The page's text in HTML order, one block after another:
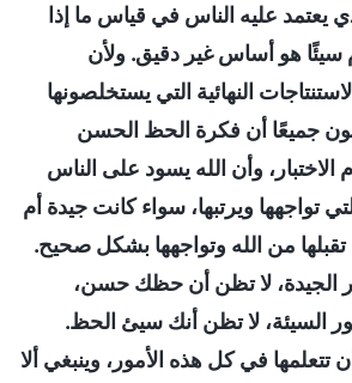
يعتمد عليه الناس في قياس ما إذا
سيئًا هو أساس غير دقيق. ولأن
النهائية التي يستخلصونها
جميعًا أن فكرة الحظ الحسن
الاختبار، وأن الله يسود على الناس
تواجهها ويرتبها، سواء كانت جيدة أم
تقبلها من الله وتواجهها بشكل صحيح.
الجيدة، لا تظن أن حظك حسن،
السيئة، لا تظن أنك سيئ الحظ.
في كل هذه الأمور، وينبغي ألا